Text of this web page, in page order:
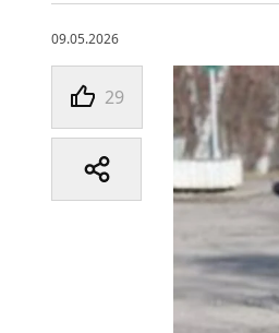
09.05.2026
29